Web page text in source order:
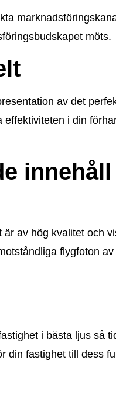
möts.
av det
i din
av hög kvalitet och
flygfoton
i bästa ljus så
din fastighet till dess